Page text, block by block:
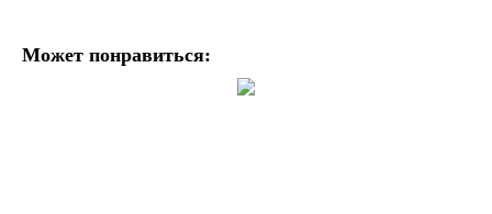
Может понравиться: